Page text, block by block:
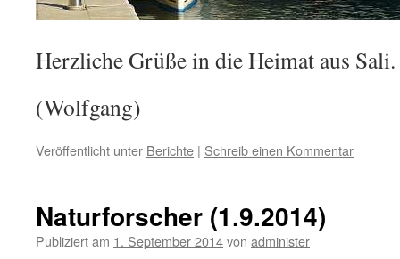
Herzliche Grüße in die Heimat aus Sali.
(Wolfgang)
Veröffentlicht unter Berichte | Schreib einen Kommentar
Naturforscher (1.9.2014)
Publiziert am 1. September 2014von administer